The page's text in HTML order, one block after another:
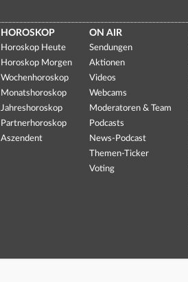
HOROSKOP
Horoskop Heute
Horoskop Morgen
Wochenhoroskop
Monatshoroskop
Jahreshoroskop
Partnerhoroskop
Aszendent
ON AIR
Sendungen
Aktionen
Videos
Webcams
Moderatoren & Team
Podcasts
News-Podcast
Themen-Ticker
Voting